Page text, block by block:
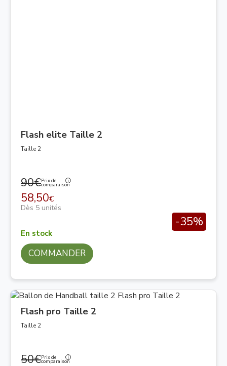
Flash elite Taille 2
Taille 2
90€Prix de
comparaison
58,50€
Dès 5 unités
-35%
En stock
COMMANDER
Flash pro Taille 2
Taille 2
50€Prix de
comparaison